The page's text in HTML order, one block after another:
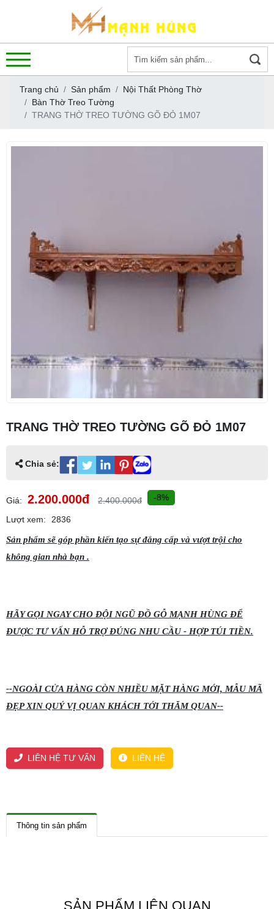
Trang chủ Sản phẩm
Nội Thất Phòng Thờ
Bàn Thờ Treo Tường
TRANG THỜ TREO TƯỜNG GÕ ĐỎ 1M07
TRANG THỜ TREO TƯỜNG GÕ ĐỎ 1M07
Chia sẻ:
Giá: 2.200.000đ 2.400.000đ -8%
Lượt xem: 2836
Sản phẩm sẽ góp phần kiến tạo sự đẳng cấp và vượt trội cho
không gian nhà bạn .
HÃY GỌI NGAY CHO ĐỘI NGŨ ĐỒ GỖ MẠNH HÙNG ĐỂ
ĐƯỢC TƯ VẤN HỖ TRỢ ĐÚNG NHU CẦU - HỢP TÚI TIỀN.
--NGOÀI CỬA HÀNG CÒN NHIỀU MẶT HÀNG MỚI, MẪU MÃ
ĐẸP XIN QUÝ VỊ QUAN KHÁCH TỚI THĂM QUAN--
LIÊN HỆ TƯ VẤN LIÊN HỆ
Thông tin sản phẩm
SẢN PHẨM LIÊN QUAN